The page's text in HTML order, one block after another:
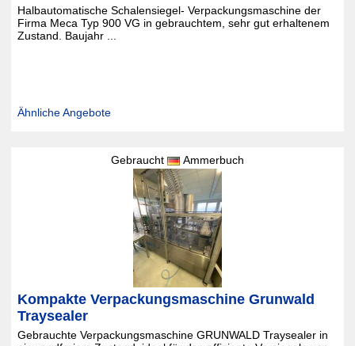
Halbautomatische Schalensiegel- Verpackungsmaschine der
Firma Meca Typ 900 VG in gebrauchtem, sehr gut erhaltenem
Zustand. Baujahr ...
Ähnliche Angebote
Gebraucht Ammerbuch
Kompakte Verpackungsmaschine Grunwald
Traysealer
Gebrauchte Verpackungsmaschine GRUNWALD Traysealer in